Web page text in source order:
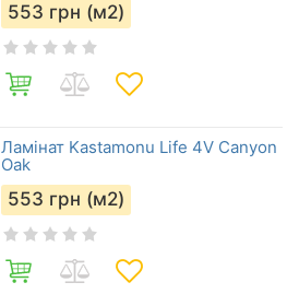
553 грн (м2)
Ламінат Kastamonu Life 4V Canyon
Oak
553 грн (м2)